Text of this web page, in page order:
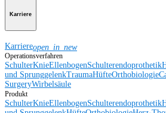
Karriere
Karriereopen_in_new
Operationsverfahren
SchulterKnieEllenbogenSchulterendoprothetik
und SprunggelenkTraumaHüfteOrthobiologie
SurgeryWirbelsäule
Produkt
SchulterKnieEllenbogenSchulterendoprothetik